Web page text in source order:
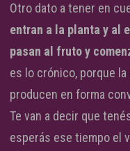
Otro dato a tener en
entran a la planta y al
pasan al fruto y
es lo crónico, porque
producen en forma
Te van a decir que
esperás ese tiempo el